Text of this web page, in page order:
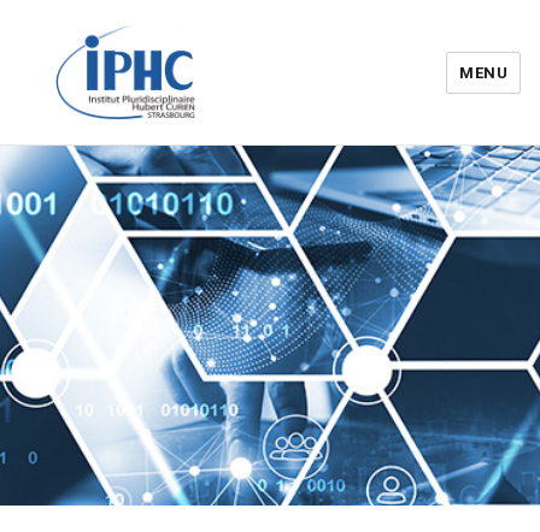
Institut pluridisciplinaire Hubert
Curien – IPHC
MENU